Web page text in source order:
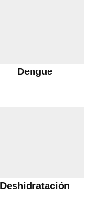
Dengue
Deshidratación